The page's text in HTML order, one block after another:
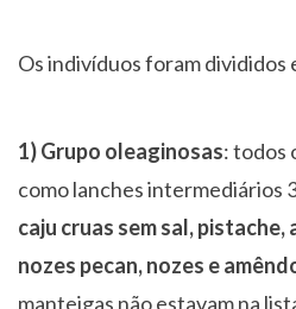
Os indivíduos foram divididos
1) Grupo oleaginosas: todos
como lanches intermediários
caju cruas sem sal, pistache,
nozes pecan, nozes e
manteigas não estavam na